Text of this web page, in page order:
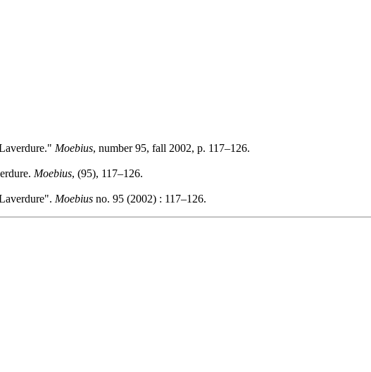
Moebius, number 95, fall 2002, p. 117–126.
Moebius, (95), 117–126.
Moebius no. 95 (2002) : 117–126.